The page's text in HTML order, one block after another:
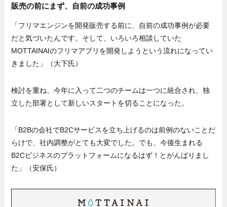
販売の前にまず、自前の成功事例
「フリマエンジンを開発販売する前に、自前の成功事例が必要
だと気づいたんです。そして、いろいろ相談していた
MOTTAINAIのフリマアプリを開発しようという流れになってい
きました」（大下氏）
検討を重ね、今年に入って二つのチームは一つに統合され、独
立した部署として新しいスタートを切ることになった。
「B2Bの会社でB2Cサービスを立ち上げるのは前例のないことだ
らけで、社内調整がとても大変でした。でも、今後生まれる
B2Cビジネスのプラットフォームになるはず！とがんばりまし
た」（安保氏）